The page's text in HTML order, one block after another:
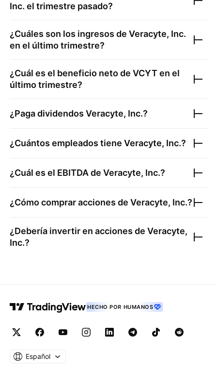
Inc. el trimestre pasado?
¿Cuáles son los ingresos de Veracyte, Inc.
en el último trimestre?
¿Cuál es el beneficio neto de VCYTen el
último trimestre?
¿Paga dividendos Veracyte, Inc.?
¿Cuántos empleados tiene Veracyte, Inc.?
¿Cuál es el EBITDA de Veracyte, Inc.?
¿Cómo comprar acciones de Veracyte, Inc.?
¿Debería invertir en acciones de Veracyte,
Inc.?
HECHO POR HUMANOS
Español